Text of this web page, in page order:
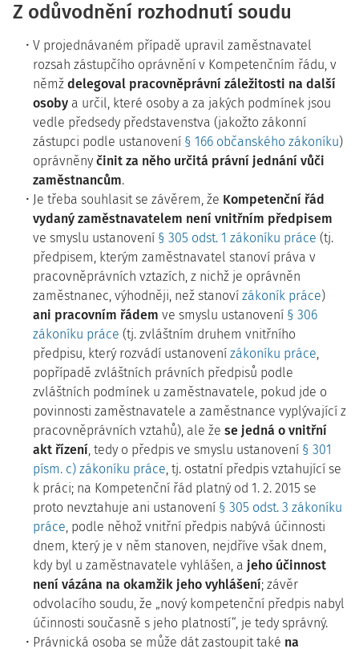
Z odůvodnění rozhodnutí soudu
V projednávaném případě upravil zaměstnavatel
rozsah zástupčího oprávnění v Kompetenčním řádu, v
němž delegoval pracovněprávní záležitosti na další
osoby a určil, které osoby a za jakých podmínek jsou
vedle předsedy představenstva (jakožto zákonní
zástupci podle ustanovení § 166 občanského zákoníku)
oprávněny činit za něho určitá právní jednání vůči
zaměstnancům.
Je třeba souhlasit se závěrem, že Kompetenční řád
vydaný zaměstnavatelem není vnitřním předpisem
ve smyslu ustanovení § 305 odst. 1 zákoníku práce (tj.
předpisem, kterým zaměstnavatel stanoví práva v
pracovněprávních vztazích, z nichž je oprávněn
zaměstnanec, výhodněji, než stanoví zákoník práce)
ani pracovním řádem ve smyslu ustanovení § 306
zákoníku práce (tj. zvláštním druhem vnitřního
předpisu, který rozvádí ustanovení zákoníku práce,
popřípadě zvláštních právních předpisů podle
zvláštních podmínek u zaměstnavatele, pokud jde o
povinnosti zaměstnavatele a zaměstnance vyplývající z
pracovněprávních vztahů), ale že se jedná o vnitřní
akt řízení, tedy o předpis ve smyslu ustanovení § 301
písm. c) zákoníku práce, tj. ostatní předpis vztahující se
k práci; na Kompetenční řád platný od 1. 2. 2015 se
proto nevztahuje ani ustanovení § 305 odst. 3 zákoníku
práce, podle něhož vnitřní předpis nabývá účinnosti
dnem, který je v něm stanoven, nejdříve však dnem,
kdy byl u zaměstnavatele vyhlášen, a jeho účinnost
není vázána na okamžik jeho vyhlášení; závěr
odvolacího soudu, že „nový kompetenční předpis nabyl
účinnosti současně s jeho platností“, je tedy správný.
Právnická osoba se může dát zastoupit také na